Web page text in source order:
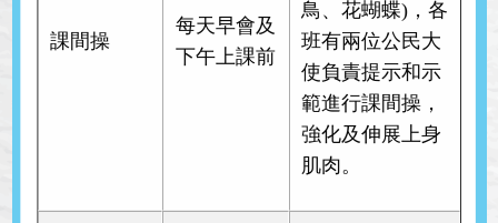
課間操
每天早會及
下午上課前
鳥、花蝴蝶)，各
班有兩位公民大
使負責提示和示
範進行課間操，
強化及伸展上身
肌肉。